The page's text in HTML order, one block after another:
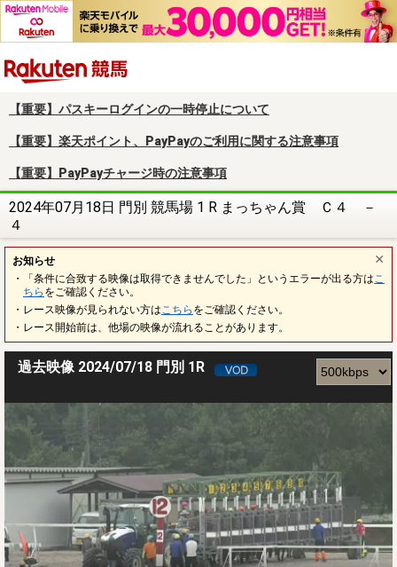
【重要】パスキーログインの一時停止について
【重要】楽天ポイント、PayPayのご利用に関する注意事項
【重要】PayPayチャージ時の注意事項
2024年07月18日 門別 競馬場 1 R まっちゃん賞 Ｃ４ －
４
お知らせ
・「条件に合致する映像は取得できませんでした」というエラーが出る方は こ
ちら をご確認ください。
・レース映像が見られない方は こちら をご確認ください。
・レース開始前は、他場の映像が流れることがあります。
過去映像 2024/07/18 門別 1R